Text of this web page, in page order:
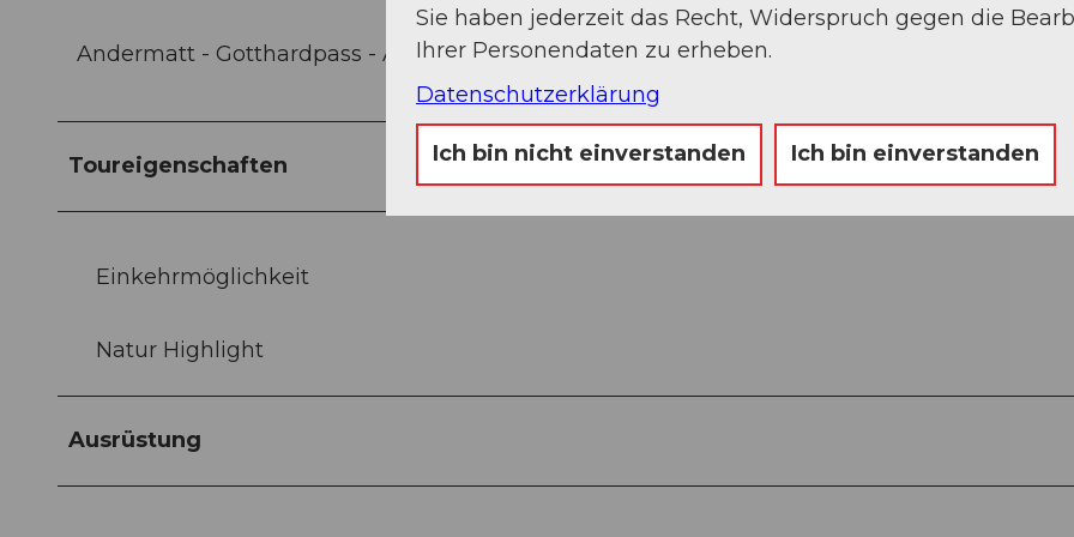
Andermatt - Gotthardpass - Airolo
Toureigenschaften
Einkehrmöglichkeit
Natur Highlight
Ausrüstung
Sie haben jederzeit das Recht, Widerspruch gegen die
Ihrer Personendaten zu erheben.
Datenschutzerklärung
Ich bin nicht einverstanden Ich bin einverstanden